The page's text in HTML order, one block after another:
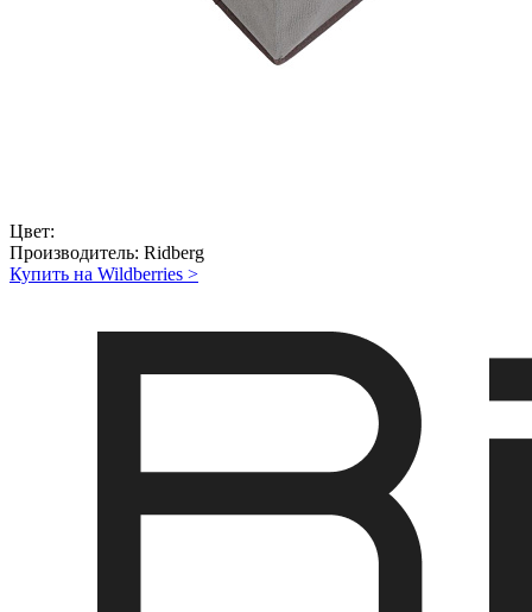
Цвет:
Производитель: Ridberg
Купить на Wildberries >